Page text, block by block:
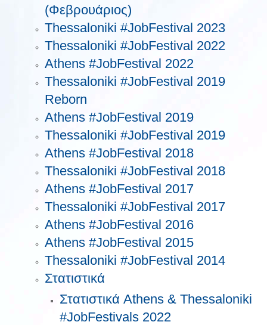
(Φεβρουάριος)
Thessaloniki #JobFestival 2023
Thessaloniki #JobFestival 2022
Athens #JobFestival 2022
Thessaloniki #JobFestival 2019
Reborn
Athens #JobFestival 2019
Thessaloniki #JobFestival 2019
Athens #JobFestival 2018
Thessaloniki #JobFestival 2018
Athens #JobFestival 2017
Τhessaloniki #JobFestival 2017
Athens #JobFestival 2016
Athens #JobFestival 2015
Thessaloniki #JobFestival 2014
Στατιστικά
Στατιστικά Athens & Thessaloniki
#JobFestivals 2022